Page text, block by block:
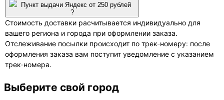
Пункт выдачи Яндекс от 250 рублей
?
Стоимость доставки расчитывается индивидуально для
вашего региона и города при оформлении заказа.
Отслеживание посылки происходит по трек-номеру: после
оформления заказа вам поступит уведомление с указанием
трек-номера.
Выберите свой город